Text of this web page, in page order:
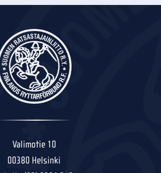
Valimotie 10
00380 Helsinki